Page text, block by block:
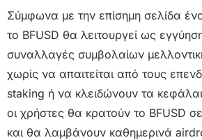
Σύμφωνα με την επίσημη σελίδα
το BFUSD θα λειτουργεί ως
συναλλαγές συμβολαίων
χωρίς να απαιτείται από τους
staking ή να κλειδώνουν τα
οι χρήστες θα κρατούν το BFUSD
και θα λαμβάνουν καθημερινά